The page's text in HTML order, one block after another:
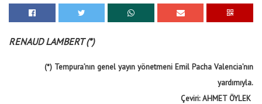
RENAUD LAMBERT (*)
(*) Tempura’nın genel yayın yönetmeni Emil Pacha Valencia’nın
yardımıyla.
Çeviri: AHMET ÖYLEK